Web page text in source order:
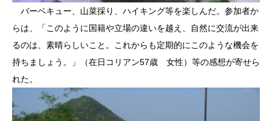
バーベキュー、山菜採り、ハイキング等を楽しんだ。参加者か
らは、「このように国籍や立場の違いを越え、自然に交流が出来
るのは、素晴らしいこと。これからも定期的にこのような機会を
持ちましょう。」（在日コリアン57歳 女性）等の感想が寄せら
れた。